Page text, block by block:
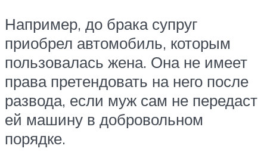
Например, до брака супруг
приобрел автомобиль, которым
пользовалась жена. Она не имеет
права претендовать на него после
развода, если муж сам не передаст
ей машину в добровольном
порядке.